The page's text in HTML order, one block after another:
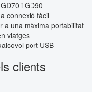
i GD90
connexió fàcil
a una màxima portabilitat
viatges
port USB
clients